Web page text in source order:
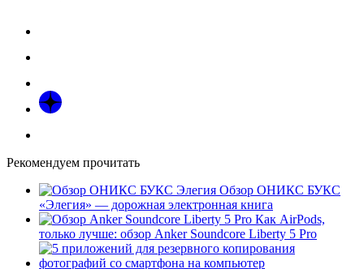
Рекомендуем прочитать
Обзор ОНИКС БУКС
«Элегия» — дорожная электронная книга
Как AirPods,
только лучше: обзор Anker Soundcore Liberty 5 Pro